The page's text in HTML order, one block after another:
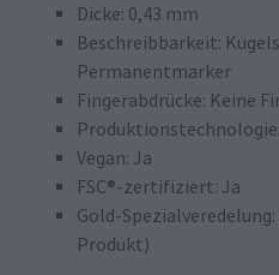
Dicke: 0,43 mm
Beschreibbarkeit:
Permanentmarker
Fingerabdrücke: Keine
Vegan: Ja
FSC®-zertifiziert: Ja
Gold-
Produkt)